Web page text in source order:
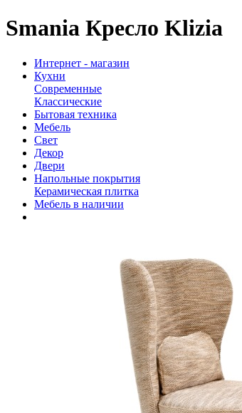
Smania Кресло Klizia
Интернет - магазин
Кухни
Современные
Классические
Бытовая техника
Мебель
Свет
Декор
Двери
Напольные покрытия
Керамическая плитка
Мебель в наличии